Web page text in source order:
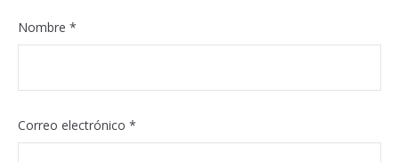
Nombre *
Correo electrónico *